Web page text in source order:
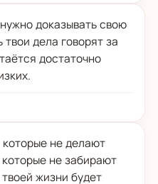
доказывать свою
дела говорят за
достаточно
не делают
не забирают
жизни будет